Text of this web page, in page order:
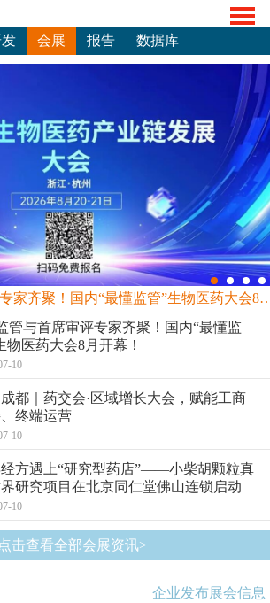
会展 报告 数据库
20+监管与首席审评专家齐聚！国内“最
管与首席审评专家齐聚！国内“最懂监
物医药大会8月开幕！
10
成都｜药交会·区域增长大会，赋能工商
终端运营
10
方遇上“研究型药店”——小柴胡颗粒真
研究项目在北京同仁堂佛山连锁启动
10
点击查看全部会展资讯>
企业发布展会信息